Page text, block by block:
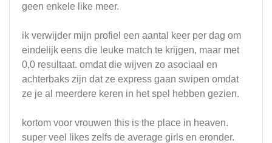
geen enkele like meer.
ik verwijder mijn profiel een aantal keer per dag om
eindelijk eens die leuke match te krijgen, maar met
0,0 resultaat. omdat die wijven zo asociaal en
achterbaks zijn dat ze express gaan swipen omdat
ze je al meerdere keren in het spel hebben gezien.
kortom voor vrouwen this is the place in heaven.
super veel likes zelfs de average girls en eronder.